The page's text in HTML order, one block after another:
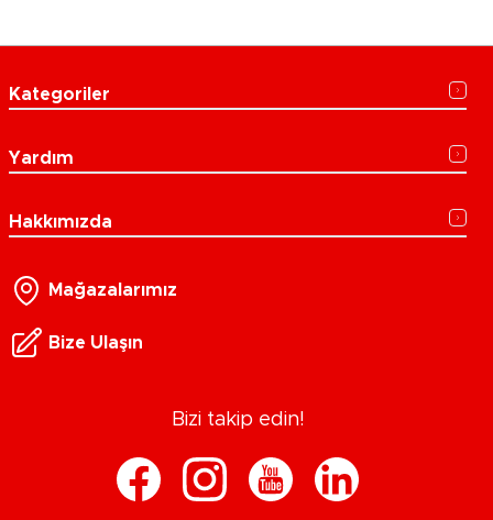
Kategoriler
Yardım
Hakkımızda
Mağazalarımız
Bize Ulaşın
Bizi takip edin!